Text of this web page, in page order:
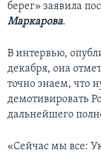
берег» заявила
Маркарова.
В интервью,
декабря, она
точно знаем, что
демотивировать
дальнейшего
«Сейчас мы все: